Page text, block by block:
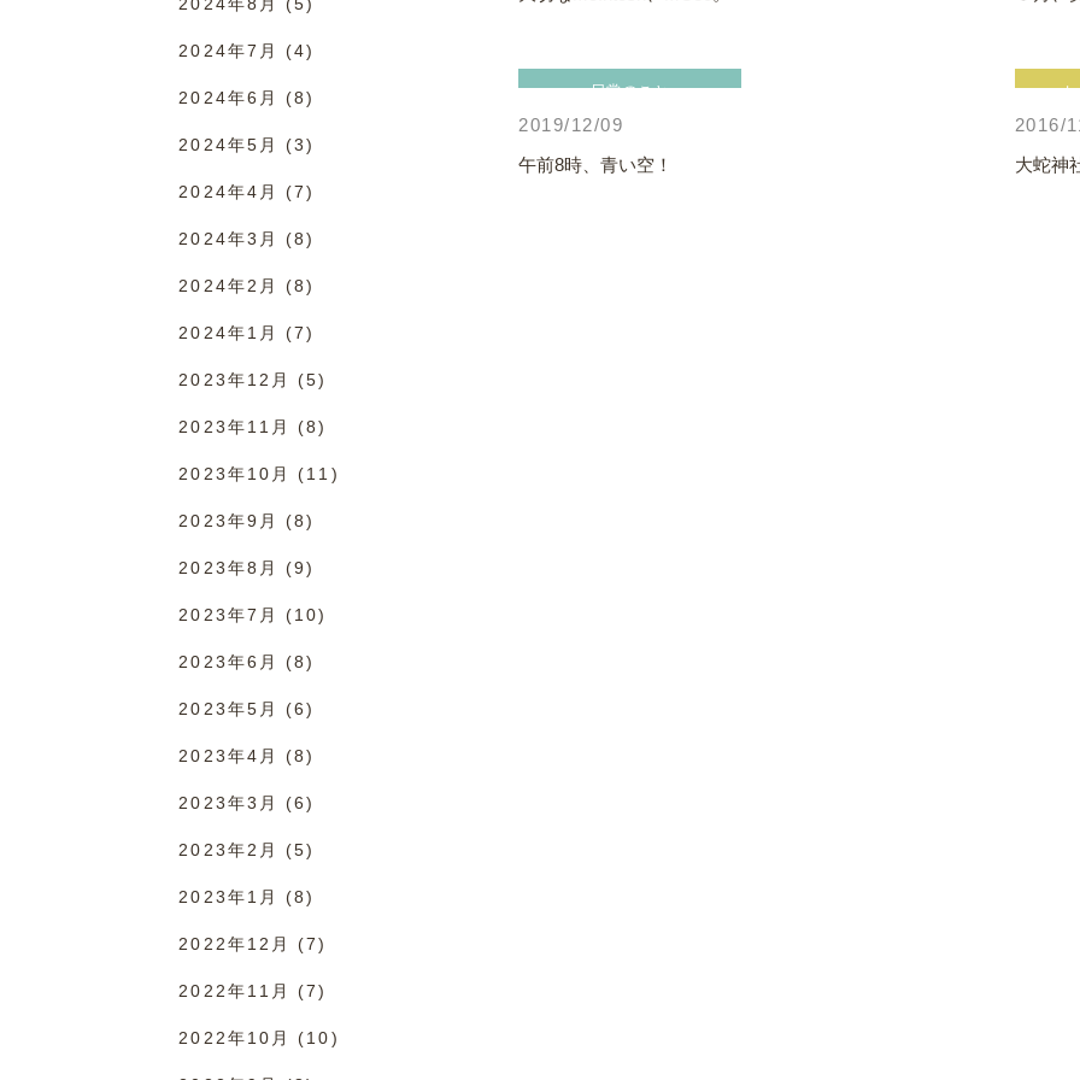
日常のこと
2019/12/09
午前8時、青い空！
2016/
大蛇神
2024年8月 (5)
2024年7月 (4)
2024年6月 (8)
2024年5月 (3)
2024年4月 (7)
2024年3月 (8)
2024年2月 (8)
2024年1月 (7)
2023年12月 (5)
2023年11月 (8)
2023年10月 (11)
2023年9月 (8)
2023年8月 (9)
2023年7月 (10)
2023年6月 (8)
2023年5月 (6)
2023年4月 (8)
2023年3月 (6)
2023年2月 (5)
2023年1月 (8)
2022年12月 (7)
2022年11月 (7)
2022年10月 (10)